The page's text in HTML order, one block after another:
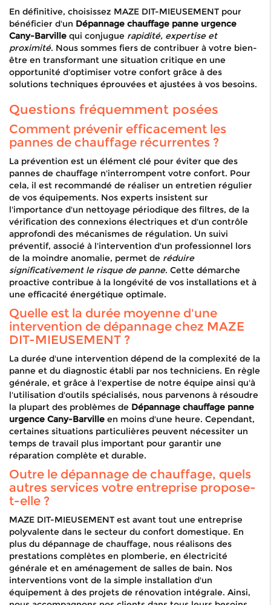
En définitive, choisissez MAZE DIT-MIEUSEMENT pour
bénéficier d'un Dépannage chauffage panne urgence
Cany-Barville qui conjugue rapidité, expertise et
proximité. Nous sommes fiers de contribuer à votre bien-
être en transformant une situation critique en une
opportunité d'optimiser votre confort grâce à des
solutions techniques éprouvées et ajustées à vos besoins.
Questions fréquemment posées
Comment prévenir efficacement les
pannes de chauffage récurrentes ?
La prévention est un élément clé pour éviter que des
pannes de chauffage n'interrompent votre confort. Pour
cela, il est recommandé de réaliser un entretien régulier
de vos équipements. Nos experts insistent sur
l'importance d'un nettoyage périodique des filtres, de la
vérification des connexions électriques et d'un contrôle
approfondi des mécanismes de régulation. Un suivi
préventif, associé à l'intervention d'un professionnel lors
de la moindre anomalie, permet de réduire
significativement le risque de panne. Cette démarche
proactive contribue à la longévité de vos installations et à
une efficacité énergétique optimale.
Quelle est la durée moyenne d'une
intervention de dépannage chez MAZE
DIT-MIEUSEMENT ?
La durée d'une intervention dépend de la complexité de la
panne et du diagnostic établi par nos techniciens. En règle
générale, et grâce à l'expertise de notre équipe ainsi qu'à
l'utilisation d'outils spécialisés, nous parvenons à résoudre
la plupart des problèmes de Dépannage chauffage panne
urgence Cany-Barville en moins d'une heure. Cependant,
certaines situations particulières peuvent nécessiter un
temps de travail plus important pour garantir une
réparation complète et durable.
Outre le dépannage de chauffage, quels
autres services votre entreprise propose-
t-elle ?
MAZE DIT-MIEUSEMENT est avant tout une entreprise
polyvalente dans le secteur du confort domestique. En
plus du dépannage de chauffage, nous réalisons des
prestations complètes en plomberie, en électricité
générale et en aménagement de salles de bain. Nos
interventions vont de la simple installation d'un
équipement à des projets de rénovation intégrale. Ainsi,